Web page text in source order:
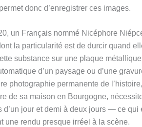
donc d’enregistrer ces images.
un Français nommé Nicéphore
la particularité est de durcir quand
substance sur une plaque
d’un paysage ou d’une
photographie permanente de
de sa maison en Bourgogne,
jour et demi à deux jours — ce qui
une rendu presque irréel à la scène.